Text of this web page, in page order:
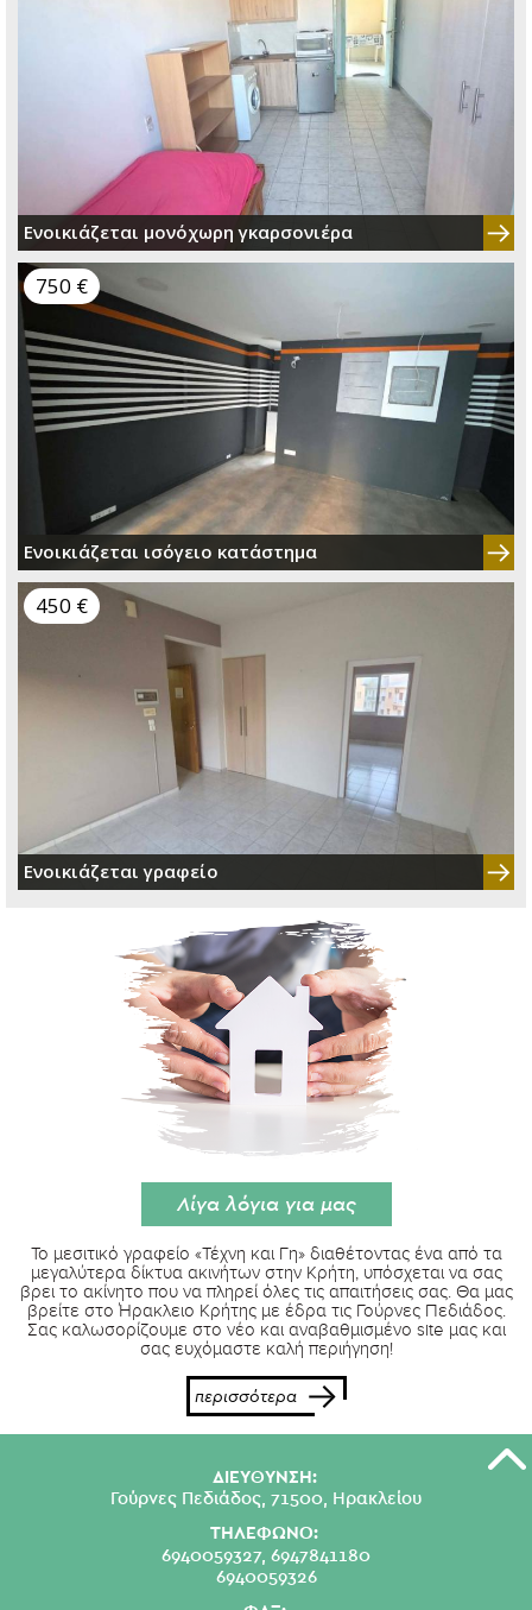
Ενοικιάζεται μονόχωρη γκαρσονιέρα
750 €
Ενοικιάζεται ισόγειο κατάστημα
450 €
Ενοικιάζεται γραφείο
Λίγα λόγια για μας
Το μεσιτικό γραφείο «Τέχνη και Γη» διαθέτοντας ένα από τα
μεγαλύτερα δίκτυα ακινήτων στην Κρήτη, υπόσχεται να σας
βρει το ακίνητο που να πληρεί όλες τις απαιτήσεις σας. Θα μας
βρείτε στο Ήρακλειο Κρήτης με έδρα τις Γούρνες Πεδιάδος.
Σας καλωσορίζουμε στο νέο και αναβαθμισμένο site μας και
σας ευχόμαστε καλή περιήγηση!
περισσότερα
ΔΙΕΥΘΥΝΣΗ:
Γούρνες Πεδιάδος, 71500, Ηρακλείου
ΤΗΛΕΦΩΝΟ:
6940059327, 6947841180
6940059326